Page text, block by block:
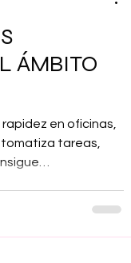
ÁMBITO
en oficinas,
tareas,
psicológico